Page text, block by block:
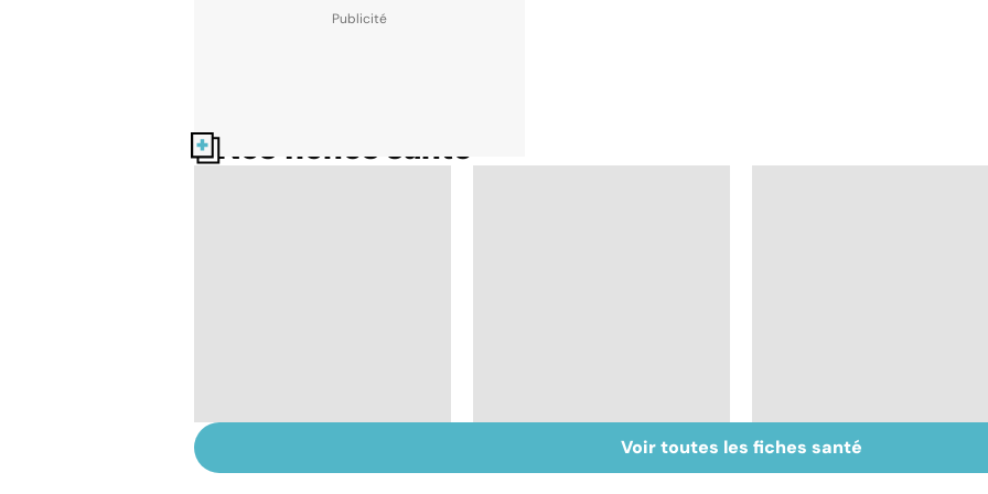
Nos fiches santé
infections
Inflammation des
amygdales : que faire
Suicide : prévenir le
passage à l'acte
Voir toutes les fiches santé